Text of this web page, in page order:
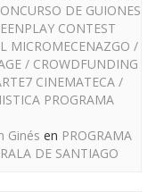
DE GUIONES
CONTEST
MICROMECENAZGO /
/ CROWDFUNDING
CINEMATECA /
PROGRAMA
Ginés en PROGRAMA
DE SANTIAGO